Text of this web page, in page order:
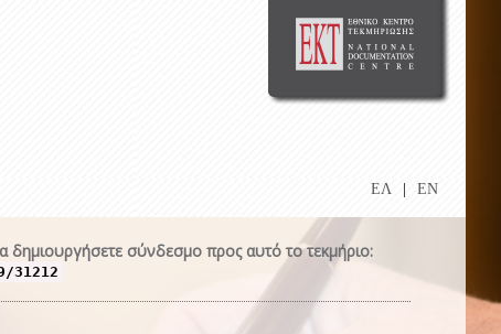
ΕΛ EN
δημιουργήσετε σύνδεσμο προς αυτό το τεκμήριο:
31212